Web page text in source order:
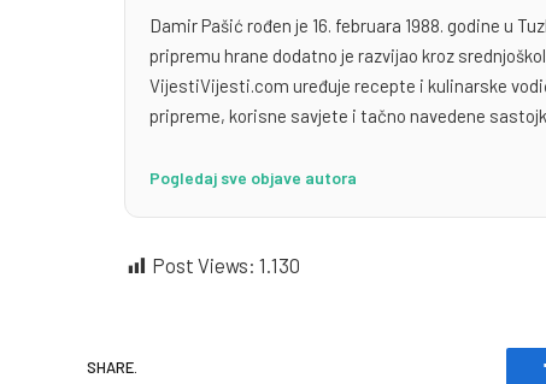
Damir Pašić rođen je 16. februara 1988. godine u
pripremu hrane dodatno je razvijao kroz
VijestiVijesti.com uređuje recepte i kulinarske
pripreme, korisne savjete i tačno navedene
Pogledaj sve objave autora
Post Views: 1.130
SHARE.